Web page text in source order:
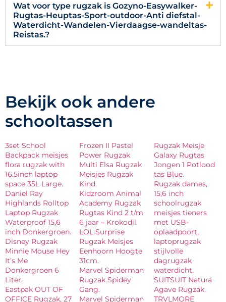
Wat voor type rugzak is Gozyno-Easywalker-
Rugtas-Heuptas-Sport-outdoor-Anti diefstal-
Waterdicht-Wandelen-Vierdaagse-wandeltas-
Reistas.?
Bekijk ook andere
schooltassen
3set School
Backpack meisjes
flora rugzak with
16.5inch laptop
space 35L Large.
Daniel Ray
Highlands Rolltop
Laptop Rugzak
Waterproof 15,6
inch Donkergroen.
Disney Rugzak
Minnie Mouse Hey
It’s Me
Donkergroen 6
Liter.
Eastpak OUT OF
OFFICE Rugzak, 27
Frozen II Pastel
Power Rugzak
Multi Elsa Rugzak
Meisjes Rugzak
Kind.
Kidzroom Animal
Academy Rugzak
Rugtas Kind 2 t/m
6 jaar – Krokodil.
LOL Surprise
Rugzak Meisjes
Eenhoorn Hoogte
31cm.
Marvel Spiderman
Rugzak Spidey
Gang.
Marvel Spiderman
Rugzak Meisje
Galaxy Rugtas
Jongen 1 Potlood
tas Blue.
Rugzak dames,
15,6 inch
schoolrugzak
meisjes tieners
met USB-
oplaadpoort,
laptoprugzak
stijlvolle
dagrugzak
waterdicht.
SUITSUIT Natura
Agave Rugzak.
TRVLMORE